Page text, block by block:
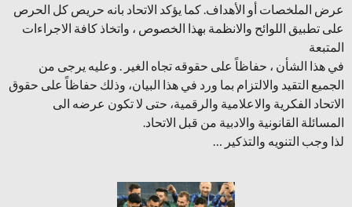
عرض الملخصات أو الأهداف. كما يؤكد الاتحاد بانه حريص كل الحرص
على تطبيق اللوائح والانظمة بهذا الخصوص ، واتخاذ كافة الاجراءات
المتبعة
في هذا الشأن ، حفاظاً على حقوقه تجاه الغير . وعليه يرجى من
الجميع التقيد والالتزام بما ورد في هذا البيان، وذلك حفاظاً على حقوق
الاتحاد الفكرية والاعلامية والرقمية، حتى لا تكون عرضه الى
المسائلة القانونية والادبية من قبل الاتحاد.
لذا وجب التنويه والتذكير …